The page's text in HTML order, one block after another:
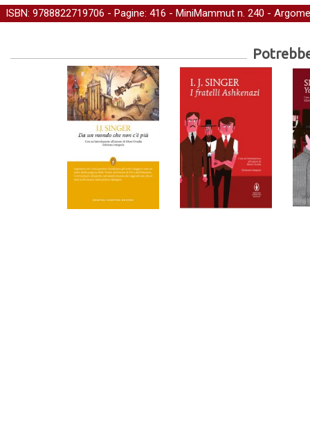
ISBN: 9788822719706 - Pagine: 416 - MiniMammut n. 240 -